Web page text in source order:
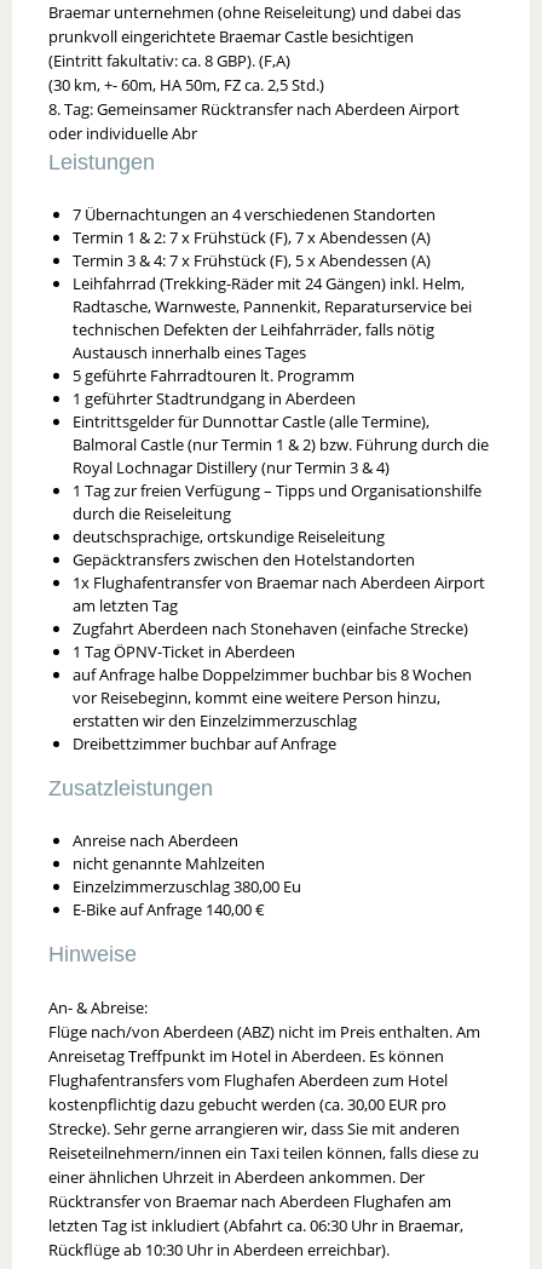
Braemar unternehmen (ohne Reiseleitung) und dabei das
prunkvoll eingerichtete Braemar Castle besichtigen
(Eintritt fakultativ: ca. 8 GBP). (F,A)
(30 km, +- 60m, HA 50m, FZ ca. 2,5 Std.)
8. Tag: Gemeinsamer Rücktransfer nach Aberdeen Airport
oder individuelle Abr
Leistungen
7 Übernachtungen an 4 verschiedenen Standorten
Termin 1 & 2: 7 x Frühstück (F), 7 x Abendessen (A)
Termin 3 & 4: 7 x Frühstück (F), 5 x Abendessen (A)
Leihfahrrad (Trekking-Räder mit 24 Gängen) inkl. Helm,
Radtasche, Warnweste, Pannenkit, Reparaturservice bei
technischen Defekten der Leihfahrräder, falls nötig
Austausch innerhalb eines Tages
5 geführte Fahrradtouren lt. Programm
1 geführter Stadtrundgang in Aberdeen
Eintrittsgelder für Dunnottar Castle (alle Termine),
Balmoral Castle (nur Termin 1 & 2) bzw. Führung durch die
Royal Lochnagar Distillery (nur Termin 3 & 4)
1 Tag zur freien Verfügung – Tipps und Organisationshilfe
durch die Reiseleitung
deutschsprachige, ortskundige Reiseleitung
Gepäcktransfers zwischen den Hotelstandorten
1x Flughafentransfer von Braemar nach Aberdeen Airport
am letzten Tag
Zugfahrt Aberdeen nach Stonehaven (einfache Strecke)
1 Tag ÖPNV-Ticket in Aberdeen
auf Anfrage halbe Doppelzimmer buchbar bis 8 Wochen
vor Reisebeginn, kommt eine weitere Person hinzu,
erstatten wir den Einzelzimmerzuschlag
Dreibettzimmer buchbar auf Anfrage
Zusatzleistungen
Anreise nach Aberdeen
nicht genannte Mahlzeiten
Einzelzimmerzuschlag 380,00 Eu
E-Bike auf Anfrage 140,00 €
Hinweise
An- & Abreise:
Flüge nach/von Aberdeen (ABZ) nicht im Preis enthalten. Am
Anreisetag Treffpunkt im Hotel in Aberdeen. Es können
Flughafentransfers vom Flughafen Aberdeen zum Hotel
kostenpflichtig dazu gebucht werden (ca. 30,00 EUR pro
Strecke). Sehr gerne arrangieren wir, dass Sie mit anderen
Reiseteilnehmern/innen ein Taxi teilen können, falls diese zu
einer ähnlichen Uhrzeit in Aberdeen ankommen. Der
Rücktransfer von Braemar nach Aberdeen Flughafen am
letzten Tag ist inkludiert (Abfahrt ca. 06:30 Uhr in Braemar,
Rückflüge ab 10:30 Uhr in Aberdeen erreichbar).